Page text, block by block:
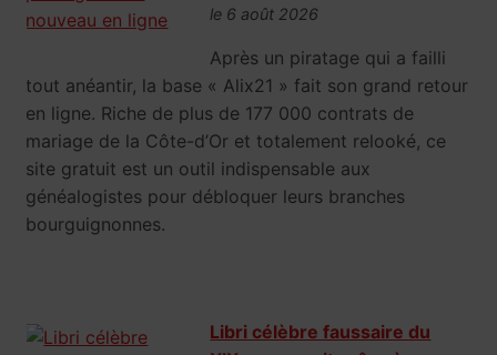
le 6 août 2026
Après un piratage qui a failli
tout anéantir, la base « Alix21 » fait son grand retour
en ligne. Riche de plus de 177 000 contrats de
mariage de la Côte-d’Or et totalement relooké, ce
site gratuit est un outil indispensable aux
généalogistes pour débloquer leurs branches
bourguignonnes.
Libri célèbre faussaire du